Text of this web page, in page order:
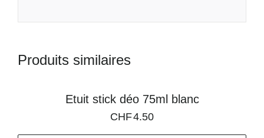
Produits similaires
Etuit stick déo 75ml blanc
CHF4.50